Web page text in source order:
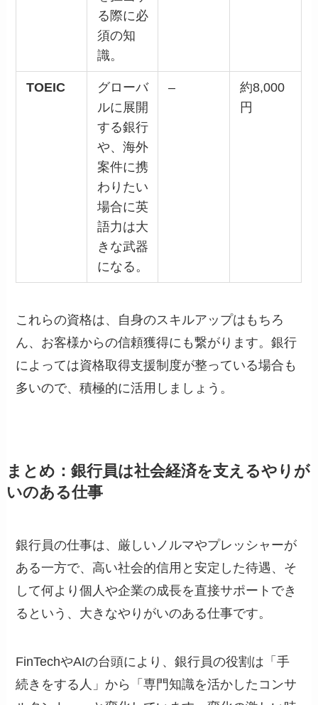
る際に必
須の知
識。
TOEIC
グローバ
ルに展開
する銀行
や、海外
案件に携
わりたい
場合に英
語力は大
きな武器
になる。
–
約8,000
円
これらの資格は、自身のスキルアップはもちろ
ん、お客様からの信頼獲得にも繋がります。銀行
によっては資格取得支援制度が整っている場合も
多いので、積極的に活用しましょう。
まとめ：銀行員は社会経済を支えるやりが
いのある仕事
銀行員の仕事は、厳しいノルマやプレッシャーが
ある一方で、高い社会的信用と安定した待遇、そ
して何より個人や企業の成長を直接サポートでき
るという、大きなやりがいのある仕事です。
FinTechやAIの台頭により、銀行員の役割は「手
続きをする人」から「専門知識を活かしたコンサ